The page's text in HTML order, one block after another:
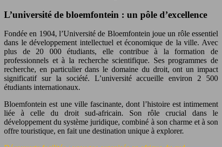
L’université de bloemfontein : un pôle d’excellence
Fondée en 1904, l’Université de Bloemfontein joue un rôle essentiel
dans le développement intellectuel et économique de la ville. Avec
plus de 20 000 étudiants, elle contribue à la formation de
professionnels et à la recherche scientifique. Ses programmes de
recherche, en particulier dans le domaine du droit, ont un impact
significatif sur la société. L’université accueille environ 2 500
étudiants internationaux.
Bloemfontein est une ville fascinante, dont l’histoire est intimement
liée à celle du droit sud-africain. Son rôle crucial dans le
développement du système juridique, combiné à son charme et à son
offre touristique, en fait une destination unique à explorer.